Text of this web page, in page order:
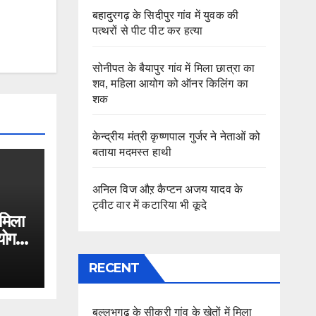
बहादुरगढ़ के सिदीपुर गांव में युवक की
पत्थरों से पीट पीट कर हत्या
सोनीपत के बैयापुर गांव में मिला छात्रा का
शव, महिला आयोग को ऑनर किलिंग का
शक
केन्द्रीय मंत्री कृष्णपाल गुर्जर ने नेताओं को
बताया मदमस्त हाथी
अनिल विज औऱ कैप्टन अजय यादव के
ट्वीट वार में कटारिया भी कूदे
RECENT
बल्लभगढ़ के सीकरी गांव के खेतों में मिला